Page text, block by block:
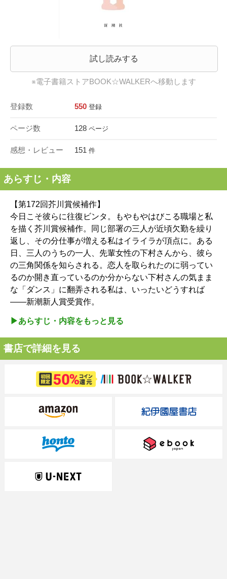
試し読みする
※電子書籍ストアBOOK☆WALKERへ移動します
登録数 550 登録
ページ数 128 ページ
感想・レビュー 151 件
あらすじ・内容
【第172回芥川賞候補作】
今日こそ彼らに往復ビンタ。もやもやはびこる職場と私
を描く芥川賞候補作。同じ部署の三人が近頃欠勤を繰り
返し、その分仕事が増える私はイライラが頂点に。ある
日、三人のうちの一人、先輩女性の下村さんから、彼ら
の三角関係を知らされる。恋人を取られたのに弱ってい
るのか開き直っているのか分からない下村さんの気まま
な「ダンス」に翻弄される私は、いったいどうすれば
――新潮新人賞受賞作。
▶︎あらすじ・内容をもっと見る
書店で詳細を見る